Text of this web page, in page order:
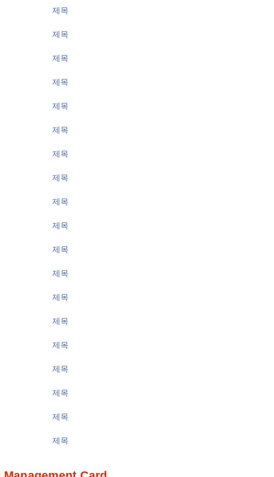
제목
제목
제목
제목
제목
제목
제목
제목
제목
제목
제목
제목
제목
제목
제목
제목
제목
제목
제목